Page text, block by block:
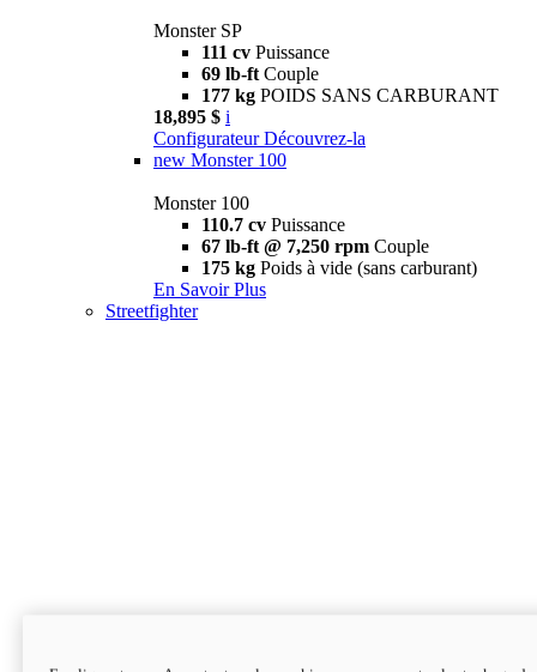
Monster SP
111 cv Puissance
69 lb-ft Couple
177 kg POIDS SANS CARBURANT
18,895 $ i
Configurateur Découvrez-la
new Monster 100
Monster 100
110.7 cv Puissance
67 lb-ft @ 7,250 rpm Couple
175 kg Poids à vide (sans carburant)
En Savoir Plus
Streetfighter